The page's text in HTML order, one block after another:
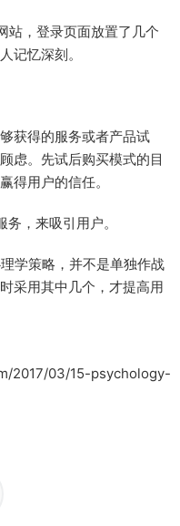
，登录页面放置了几个
记忆深刻。
获得的服务或者产品试
虑。先试后购买模式的目
得用户的信任。
，来吸引用户。
学策略，并不是单独作战
采用其中几个，才提高用
2017/03/15-psychology-